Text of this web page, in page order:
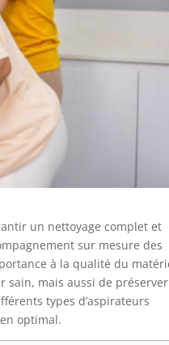
un nettoyage complet et
sur mesure des
à la qualité du
sain, mais aussi de
types d’aspirateurs
optimal.